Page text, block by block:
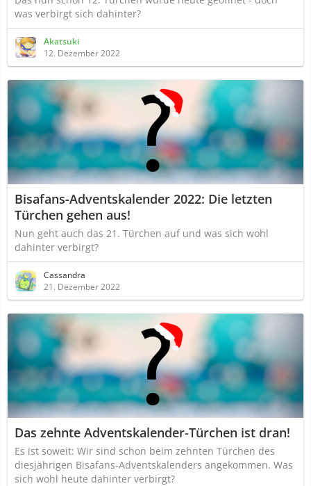
was verbirgt sich dahinter?
Akatsuki
12. Dezember 2022
Bisafans-Adventskalender 2022: Die letzten
Türchen gehen aus!
Nun geht auch das 21. Türchen auf und was sich wohl
dahinter verbirgt?
Cassandra
21. Dezember 2022
Das zehnte Adventskalender-Türchen ist dran!
Es ist soweit: Wir sind schon beim zehnten Türchen des
diesjährigen Bisafans-Adventskalenders angekommen. Was
sich wohl heute dahinter verbirgt?